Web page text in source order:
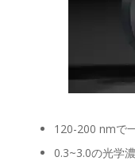
120-200 nmで
0.3~3.0の光学